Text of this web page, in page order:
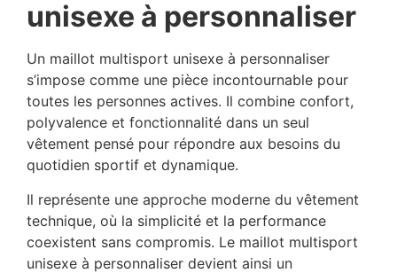
unisexe à personnaliser
Un maillot multisport unisexe à personnaliser
s’impose comme une pièce incontournable pour
toutes les personnes actives. Il combine confort,
polyvalence et fonctionnalité dans un seul
vêtement pensé pour répondre aux besoins du
quotidien sportif et dynamique.
Il représente une approche moderne du vêtement
technique, où la simplicité et la performance
coexistent sans compromis. Le maillot multisport
unisexe à personnaliser devient ainsi un